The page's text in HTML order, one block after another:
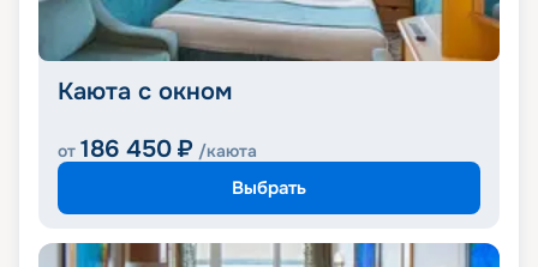
Каюта с окном
от 186 450 ₽ /каюта
Выбрать